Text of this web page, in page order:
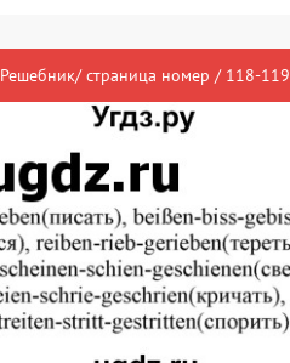
Решебник/ страница номер / 118-119